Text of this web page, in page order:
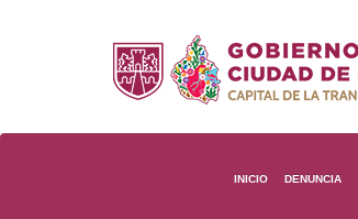
INICIO DENUNCIA